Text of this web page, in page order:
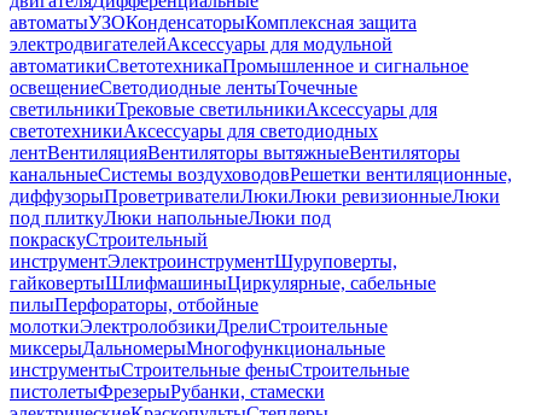
автоматыУЗОКонденсаторыКомплексная защита
электродвигателейАксессуары для модульной
автоматикиСветотехникаПромышленное и сигнальное
освещениеСветодиодные лентыТочечные
светильникиТрековые светильникиАксессуары для
светотехникиАксессуары для светодиодных
лентВентиляцияВентиляторы вытяжныеВентиляторы
канальныеСистемы воздуховодовРешетки вентиляционные,
диффузорыПроветривателиЛюкиЛюки ревизионныеЛюки
под плиткуЛюки напольныеЛюки под
покраскуСтроительный
инструментЭлектроинструментШуруповерты,
гайковертыШлифмашиныЦиркулярные, сабельные
пилыПерфораторы, отбойные
молоткиЭлектролобзикиДрелиСтроительные
миксерыДальномерыМногофункциональные
инструментыСтроительные феныСтроительные
пистолетыФрезерыРубанки, стамески